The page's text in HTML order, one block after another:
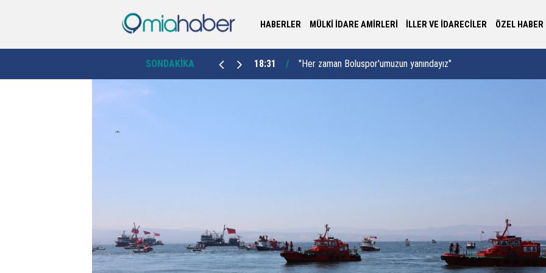
HABERLER MÜLKİ İDARE AMİRLERİ İLLER VE İDARECİLER ÖZEL HABER
SONDAKİKA
"Her zaman Boluspor'umuzun yanındayız" 17:22 Bakan Yardımcısı Cangir’den Aydın’da yoğun mesai